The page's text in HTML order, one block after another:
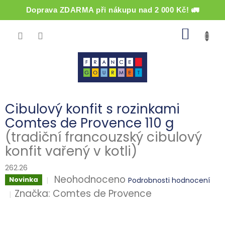
Doprava ZDARMA při nákupu nad 2 000 Kč! 🚛
KOŠÍK
Cibulový konfit s rozinkami
Comtes de Provence 110 g
(tradiční francouzský cibulový
konfit vařený v kotli)
262.26
Novinka
Průměrné
hodnocení
Neohodnoceno Podrobnosti hodnocení
Značka: Comtes de Provence